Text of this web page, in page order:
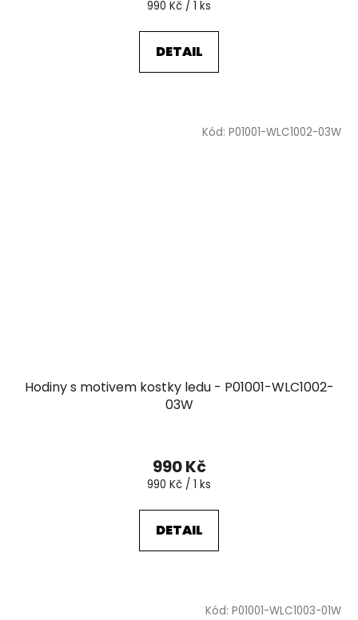
Měrná
990 Kč / 1 ks
DETAIL
Hodiny s motivem kostky ledu - P01001-WLC1002-
03W
990 Kč
Měrná
990 Kč / 1 ks
DETAIL
Kód: P01001-WLC1002-03W
Kód: P01001-WLC1003-01W